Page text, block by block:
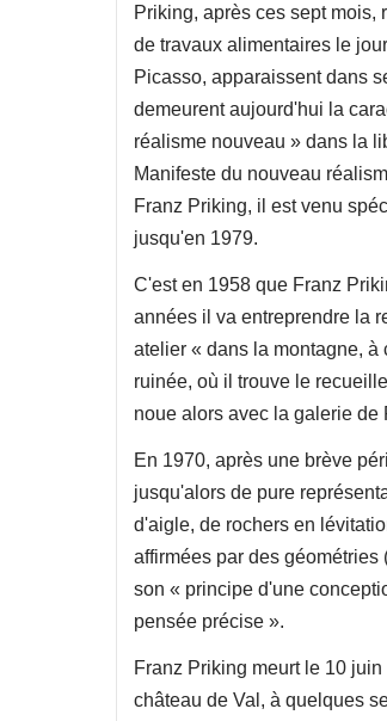
Priking, après ces sept
de travaux alimentaires le
Picasso, apparaissent dans
demeurent aujourd'hui la
réalisme nouveau » dans la
Manifeste du nouveau
Franz Priking, il est venu
jusqu'en 1979.
C'est en 1958 que Franz
années il va entreprendre la
atelier « dans la montagne,
ruinée, où il trouve le
noue alors avec la galerie
En 1970, après une brève
jusqu'alors de pure
d'aigle, de rochers en
affirmées par des
son « principe d'une
pensée précise ».
Franz Priking meurt le 10
château de Val, à quelques